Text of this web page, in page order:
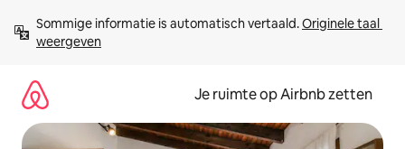
direct
naar
Sommige informatie is automatisch vertaald. Originele taal
weergeven
Je ruimte op Airbnb zetten